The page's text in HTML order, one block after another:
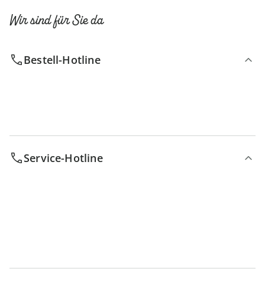
Wir sind für Sie da
Bestell-Hotline
Service-Hotline